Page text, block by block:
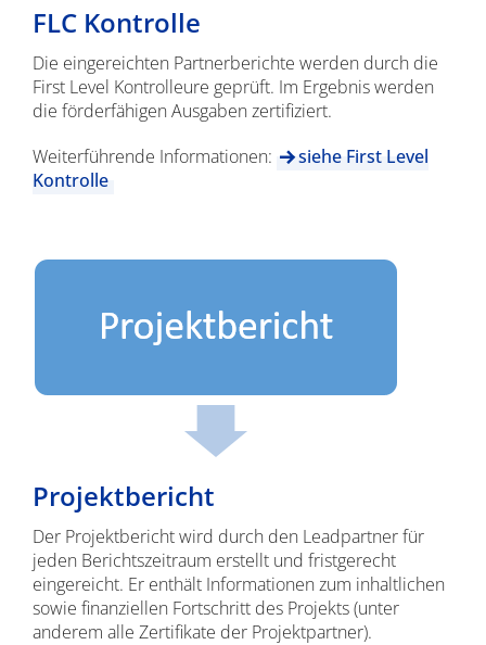
FLC Kontrolle
Die eingereichten Partnerberichte werden durch die
First Level Kontrolleure geprüft. Im Ergebnis werden
die förderfähigen Ausgaben zertifiziert.
Weiterführende Informationen:
siehe First Level
Kontrolle
Projektbericht
Der Projektbericht wird durch den Leadpartner für
jeden Berichtszeitraum erstellt und fristgerecht
eingereicht. Er enthält Informationen zum inhaltlichen
sowie finanziellen Fortschritt des Projekts (unter
anderem alle Zertifikate der Projektpartner).